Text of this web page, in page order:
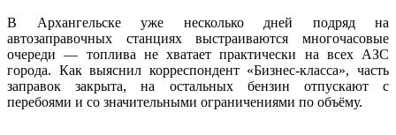
В Архангельске уже несколько дней подряд на
автозаправочных станциях выстраиваются многочасовые
очереди — топлива не хватает практически на всех АЗС
города. Как выяснил корреспондент «Бизнес-класса», часть
заправок закрыта, на остальных бензин отпускают с
перебоями и со значительными ограничениями по объёму.